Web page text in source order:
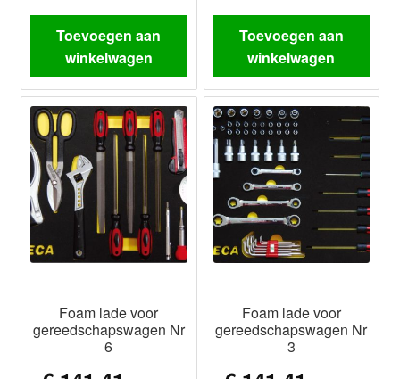
Toevoegen aan
winkelwagen
Toevoegen aan
winkelwagen
Foam lade voor
gereedschapswagen Nr
6
Foam lade voor
gereedschapswagen Nr
3